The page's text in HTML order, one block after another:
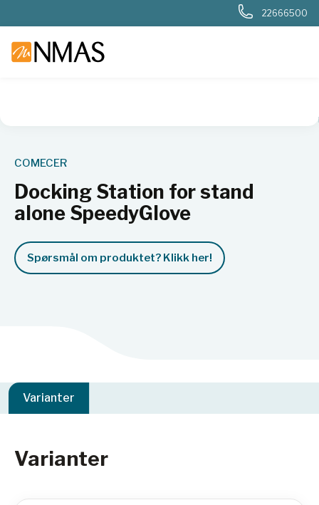
22666500
Radiologi og
COMECER
Docking Station for stand
alone SpeedyGlove
Spørsmål om produktet? Klikk her!
Varianter
Varianter